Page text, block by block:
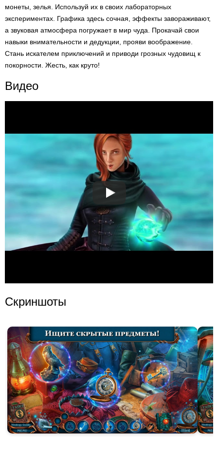
монеты, зелья. Используй их в своих лабораторных
экспериментах. Графика здесь сочная, эффекты завораживают,
а звуковая атмосфера погружает в мир чуда. Прокачай свои
навыки внимательности и дедукции, прояви воображение.
Стань искателем приключений и приводи грозных чудовищ к
покорности. Жесть, как круто!
Видео
Скриншоты